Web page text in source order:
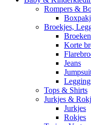
Rompers &
Broekjes,
Broeken
Korte
Jeans
Tops & Shirts
Jurkjes &
Jurkjes
Rokjes